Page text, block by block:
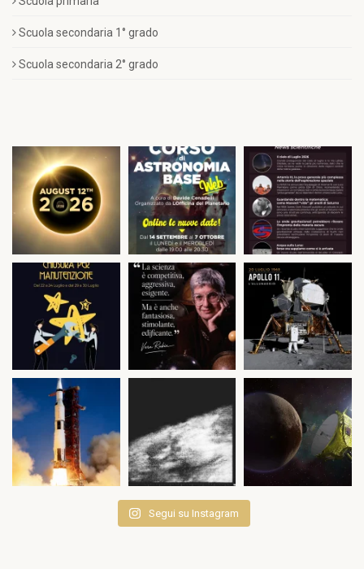
Scuola secondaria 1° grado
Scuola secondaria 2° grado
Segui su Instagram